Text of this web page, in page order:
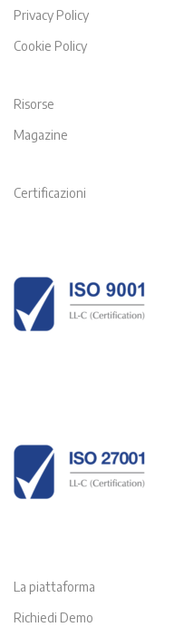
Privacy Policy
Cookie Policy
Risorse
Magazine
Certificazioni
La piattaforma
Richiedi Demo